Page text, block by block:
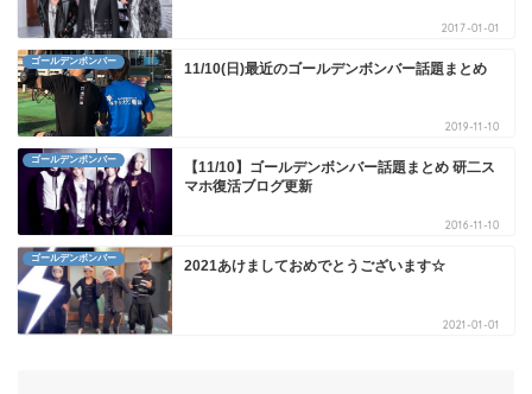
2017-01-01
ゴールデンボンバー 11/10(日)最近のゴールデンボンバー話題まとめ
2019-11-10
ゴールデンボンバー
【11/10】ゴールデンボンバー話題まとめ 研二ス
マホ復活ブログ更新
2016-11-10
ゴールデンボンバー 2021あけましておめでとうございます☆
2021-01-01